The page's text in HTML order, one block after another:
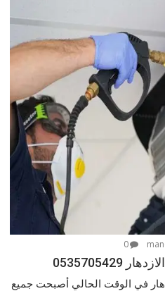
0
في الوقت الحالي أصبحت جميع